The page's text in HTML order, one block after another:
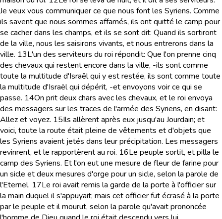
Je veux vous communiquer ce que nous font les Syriens. Comme
ils savent que nous sommes affamés, ils ont quitté le camp pour
se cacher dans les champs, et ils se sont dit: Quand ils sortiront
de la ville, nous les saisirons vivants, et nous entrerons dans la
ville. 13L'un des serviteurs du roi répondit: Que l'on prenne cinq
des chevaux qui restent encore dans la ville, -ils sont comme
toute la multitude d'Israël qui y est restée, ils sont comme toute
la multitude d'Israël qui dépérit, -et envoyons voir ce qui se
passe. 14On prit deux chars avec les chevaux, et le roi envoya
des messagers sur les traces de l'armée des Syriens, en disant:
Allez et voyez. 15Ils allèrent après eux jusqu'au Jourdain; et
voici, toute la route était pleine de vêtements et d'objets que
les Syriens avaient jetés dans leur précipitation. Les messagers
revinrent, et le rapportèrent au roi. 16Le peuple sortit, et pilla le
camp des Syriens. Et l'on eut une mesure de fleur de farine pour
un sicle et deux mesures d'orge pour un sicle, selon la parole de
l'Eternel. 17Le roi avait remis la garde de la porte à l'officier sur
la main duquel il s'appuyait; mais cet officier fut écrasé à la porte
par le peuple et il mourut, selon la parole qu'avait prononcée